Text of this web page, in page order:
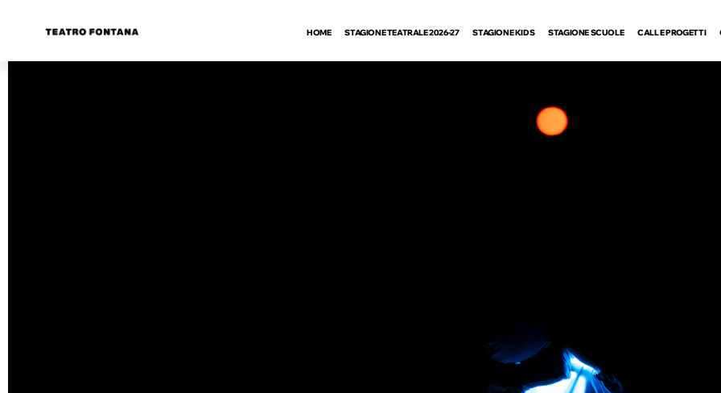
HOME STAGIONE TEATRALE 2026-27 STAGIONE KIDS STAGIONE SCUOLE CALL E PROGETTI